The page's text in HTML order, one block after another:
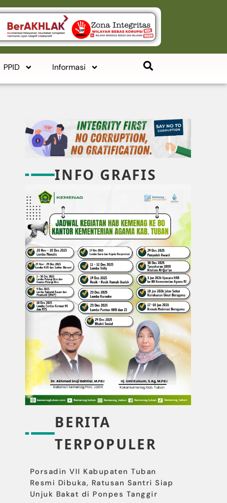
PPID Informasi
INFO GRAFIS
BERITA
TERPOPULER
Porsadin VII Kabupaten Tuban
Resmi Dibuka, Ratusan Santri Siap
Unjuk Bakat di Ponpes Tanggir